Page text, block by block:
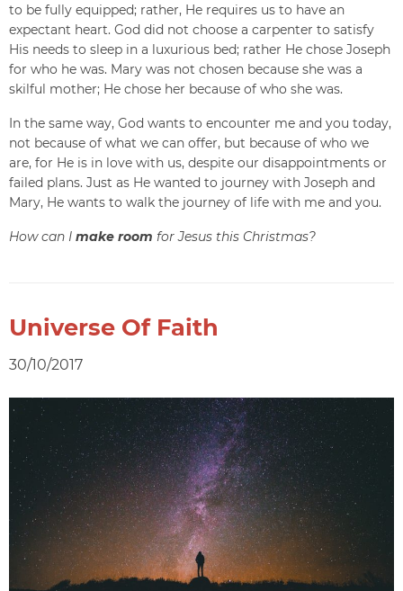
to be fully equipped; rather, He requires us to have an
expectant heart. God did not choose a carpenter to satisfy
His needs to sleep in a luxurious bed; rather He chose Joseph
for who he was. Mary was not chosen because she was a
skilful mother; He chose her because of who she was.
In the same way, God wants to encounter me and you today,
not because of what we can offer, but because of who we
are, for He is in love with us, despite our disappointments or
failed plans. Just as He wanted to journey with Joseph and
Mary, He wants to walk the journey of life with me and you.
How can I make room for Jesus this Christmas?
Universe Of Faith
30/10/2017